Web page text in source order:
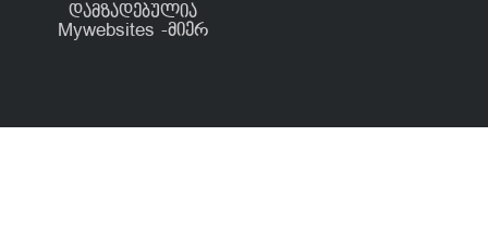
დამზადებულია
Mywebsites -მიერ